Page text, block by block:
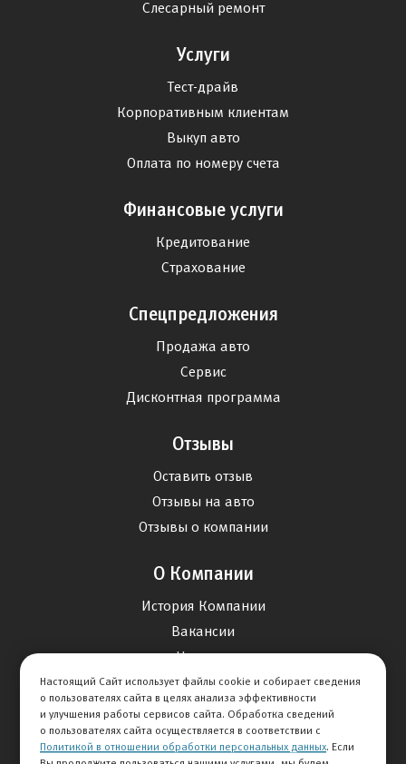
Слесарный ремонт
Услуги
Тест-драйв
Корпоративным клиентам
Выкуп авто
Оплата по номеру счета
Финансовые услуги
Кредитование
Страхование
Спецпредложения
Продажа авто
Сервис
Дисконтная программа
Отзывы
Оставить отзыв
Отзывы на авто
Отзывы о компании
О Компании
История Компании
Вакансии
Новости
Карта сайта
Контакты
Настоящий Сайт использует файлы cookie и собирает сведения
о пользователях сайта в целях анализа эффективности
и улучшения работы сервисов сайта. Обработка сведений
о пользователях сайта осуществляется в соответствии с
Политикой в отношении обработки персональных данных. Если